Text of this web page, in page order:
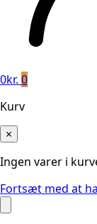
0kr. 0
Kurv
×
Ingen varer i
Fortsæt med at